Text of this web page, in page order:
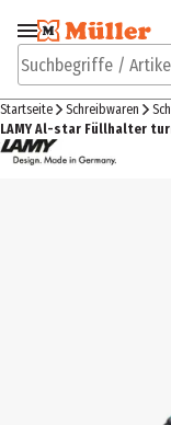
Zur Navigation
springen
Suchbegriffe /
Startseite Schreibwaren
LAMY Al-star Füllhalter